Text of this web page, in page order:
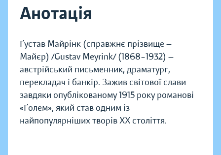
Анотація
Ґустав Майрінк (справжнє прізвище —
Майєр) /Gustav Meyrink/ (1868–1932) —
австрійський письменник, драматург,
перекладач і банкір. Зажив світової слави
завдяки опублікованому 1915 року романові
«Ґолем», який став одним із
найпопулярніших творів XX cтоліття.